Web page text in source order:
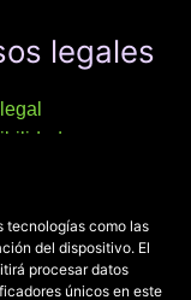
tecnologías como las
del dispositivo. El
procesar datos
únicos en este
legales
de privacidad